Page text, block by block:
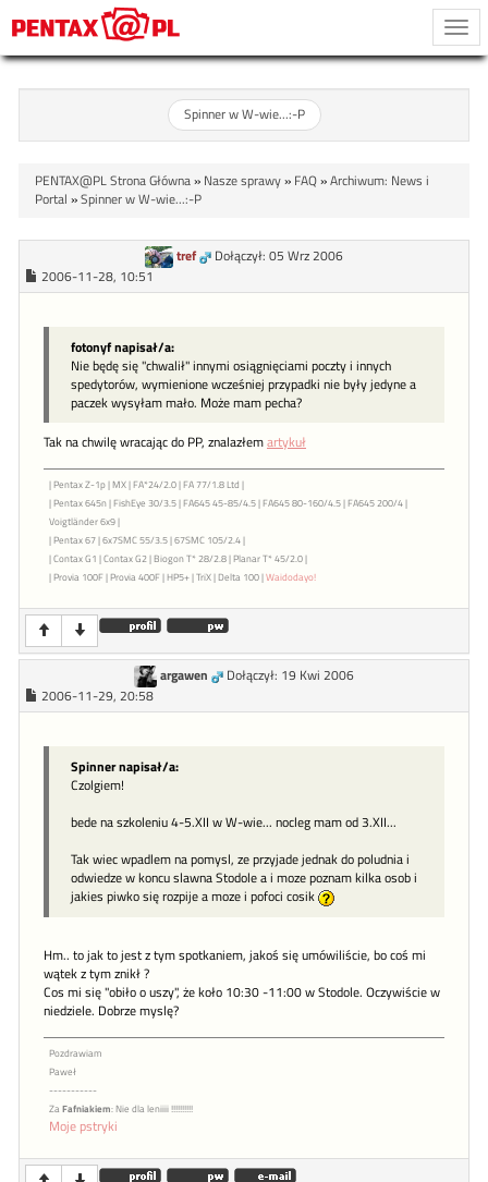
Spinner w W-wie...:-P
PENTAX@PL Strona Główna» Nasze sprawy» FAQ»Archiwum: News i
Portal »Spinner w W-wie...:-P
tref
Dołączył: 05 Wrz 2006
2006-11-28, 10:51
fotonyf napisał/a:
Nie będę się "chwalił" innymi osiągnięciami poczty i innych
spedytorów, wymienione wcześniej przypadki nie były jedyne a
paczek wysyłam mało. Może mam pecha?
Tak na chwilę wracając do PP, znalazłemartykuł
| Pentax Z-1p | MX | FA*24/2.0 | FA 77/1.8 Ltd |
| Pentax 645n | FishEye 30/3.5 | FA645 45-85/4.5 | FA645 80-160/4.5 | FA645 200/4 |
Voigtländer 6x9 |
| Pentax 67 | 6x7SMC 55/3.5 | 67SMC 105/2.4 |
| Contax G1 | Contax G2 | Biogon T* 28/2.8 | Planar T* 45/2.0 |
| Provia 100F | Provia 400F | HP5+ | TriX | Delta 100 |Waidodayo!
argawen
Dołączył: 19 Kwi 2006
2006-11-29, 20:58
Spinner napisał/a:
Czolgiem!
bede na szkoleniu 4-5.XII w W-wie... nocleg mam od 3.XII...
Tak wiec wpadlem na pomysl, ze przyjade jednak do poludnia i
odwiedze w koncu slawna Stodole a i moze poznam kilka osob i
jakies piwko się rozpije a moze i pofoci cosik
Hm.. to jak to jest z tym spotkaniem, jakoś się umówiliście, bo coś mi
wątek z tym znikł ?
Cos mi się "obiło o uszy", że koło 10:30 -11:00 w Stodole. Oczywiście w
niedziele. Dobrze myslę?
Pozdrawiam
Paweł
-----------
Za Fafniakiem: Nie dla leniiii !!!!!!!!!!
Moje pstryki